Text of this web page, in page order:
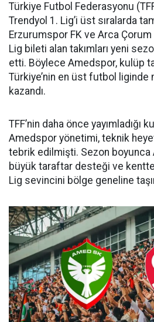
Türkiye Futbol Federasyonu
Trendyol 1. Lig’i üst sıralarda
Erzurumspor FK ve Arca
Lig bileti alan takımları yeni
etti. Böylece Amedspor, kulüp
Türkiye’nin en üst futbol liginde
kazandı.
TFF’nin daha önce yayımladığı
Amedspor yönetimi, teknik
tebrik edilmişti. Sezon
büyük taraftar desteği ve
Lig sevincini bölge geneline